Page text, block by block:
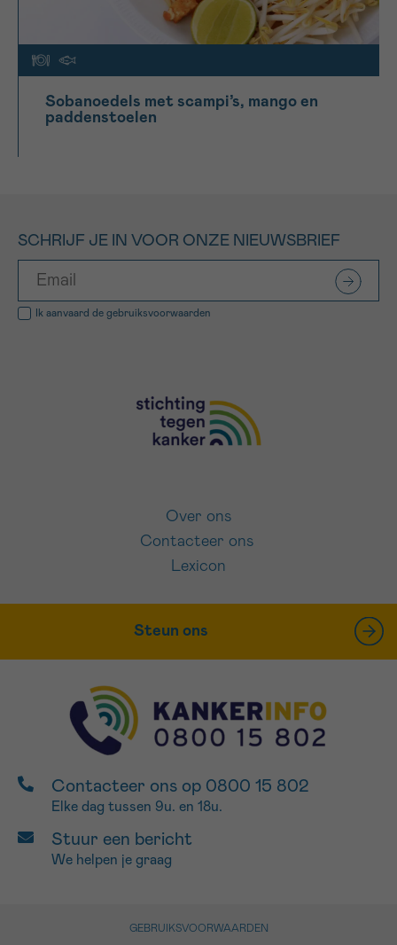
Sobanoedels met scampi’s, mango en
paddenstoelen
SCHRIJF JE IN VOOR ONZE NIEUWSBRIEF
Ik aanvaard de gebruiksvoorwaarden
Over ons
Contacteer ons
Lexicon
Steun ons
Contacteer ons op 0800 15 802
Elke dag tussen 9u. en 18u.
Stuur een bericht
We helpen je graag
GEBRUIKSVOORWAARDEN